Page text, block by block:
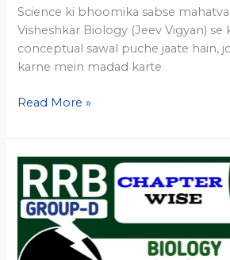
Science ki bhoomika sabse
Visheshkar Biology (Jeev Vigyan) se
conceptual sawal puche jaate hain,
karne mein madad karte
RRB
Biology
Practice
Set
01:
Top
Repeated
MCQs
Read More »